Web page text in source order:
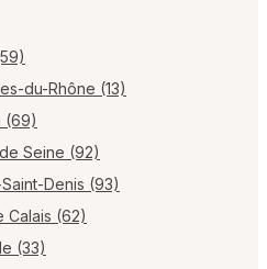
du-Rhône (13)
(69)
Seine (92)
Denis (93)
Calais (62)
(33)